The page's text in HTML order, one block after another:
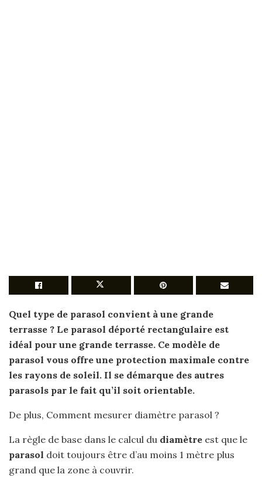
Quel type de parasol convient à une grande
terrasse ? Le parasol déporté rectangulaire est
idéal pour une grande terrasse. Ce modèle de
parasol vous offre une protection maximale contre
les rayons de soleil. Il se démarque des autres
parasols par le fait qu’il soit orientable.
De plus, Comment mesurer diamètre parasol ?
La règle de base dans le calcul du diamètre est que le
parasol doit toujours être d’au moins 1 mètre plus
grand que la zone à couvrir.